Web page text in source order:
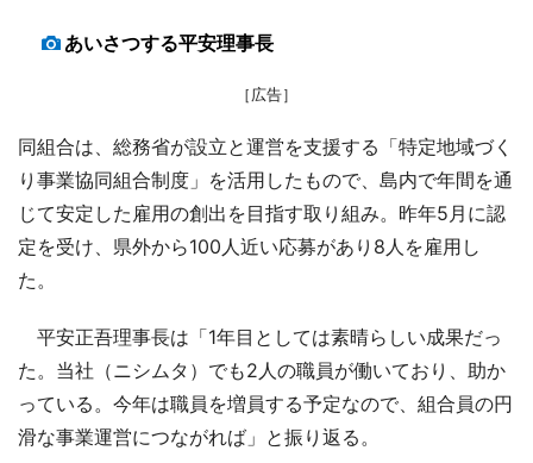
あいさつする平安理事長
［広告］
同組合は、総務省が設立と運営を支援する「特定地域づく
り事業協同組合制度」を活用したもので、島内で年間を通
じて安定した雇用の創出を目指す取り組み。昨年5月に認
定を受け、県外から100人近い応募があり8人を雇用し
た。
平安正吾理事長は「1年目としては素晴らしい成果だっ
た。当社（ニシムタ）でも2人の職員が働いており、助か
っている。今年は職員を増員する予定なので、組合員の円
滑な事業運営につながれば」と振り返る。